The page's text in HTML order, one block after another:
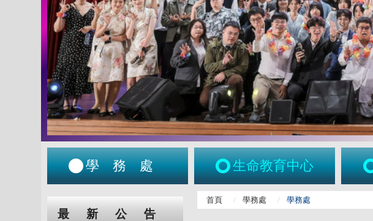
學務處 生命教育中心
最新公告
首頁 學務處 學務處